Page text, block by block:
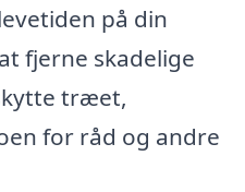
på din
fjerne skadelige
træet,
for råd og andre